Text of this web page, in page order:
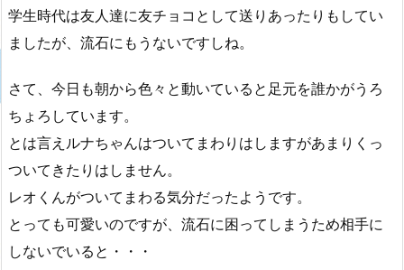
学生時代は友人達に友チョコとして送りあったりもしてい
ましたが、流石にもうないですしね。
さて、今日も朝から色々と動いていると足元を誰かがうろ
ちょろしています。
とは言えルナちゃんはついてまわりはしますがあまりくっ
ついてきたりはしません。
レオくんがついてまわる気分だったようです。
とっても可愛いのですが、流石に困ってしまうため相手に
しないでいると・・・